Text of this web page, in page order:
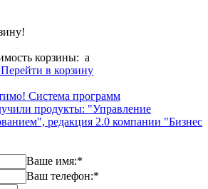
корзины: a
Перейти в корзину
Система программ
продукты: "Управление
редакция 2.0 компании "Бизнес
Ваше имя:*
Ваш телефон:*